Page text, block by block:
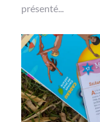
présenté...